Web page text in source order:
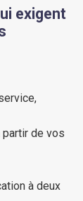
exigent
de vos
à deux